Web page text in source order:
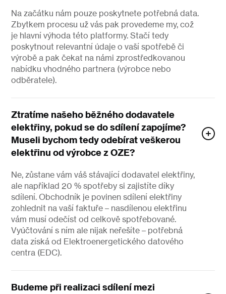
Na začátku nám pouze poskytnete potřebná data.
Zbytkem procesu už vás pak provedeme my, což
je hlavní výhoda této platformy. Stačí tedy
poskytnout relevantní údaje o vaší spotřebě či
výrobě a pak čekat na námi zprostředkovanou
nabídku vhodného partnera (výrobce nebo
odběratele).
Ztratíme našeho běžného dodavatele
elektřiny, pokud se do sdílení zapojíme?
Museli bychom tedy odebírat veškerou
elektřinu od výrobce z OZE?
Ne, zůstane vám váš stávající dodavatel elektřiny,
ale například 20 % spotřeby si zajistíte díky
sdílení. Obchodník je povinen sdílení elektřiny
zohlednit na vaší faktuře –⁠⁠⁠⁠⁠⁠ nasdílenou elektřinu
vám musí odečíst od celkově spotřebované.
Vyúčtování s ním ale nijak neřešíte –⁠⁠⁠⁠⁠⁠ potřebná
data získá od Elektroenergetického datového
centra (EDC).
Budeme při realizaci sdílení mezi